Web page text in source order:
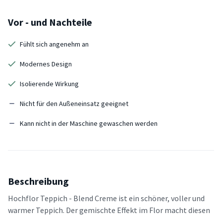
Vor - und Nachteile
Fühlt sich angenehm an
Modernes Design
Isolierende Wirkung
Nicht für den Außeneinsatz geeignet
Kann nicht in der Maschine gewaschen werden
Beschreibung
Hochflor Teppich - Blend Creme ist ein schöner, voller und
warmer Teppich. Der gemischte Effekt im Flor macht diesen